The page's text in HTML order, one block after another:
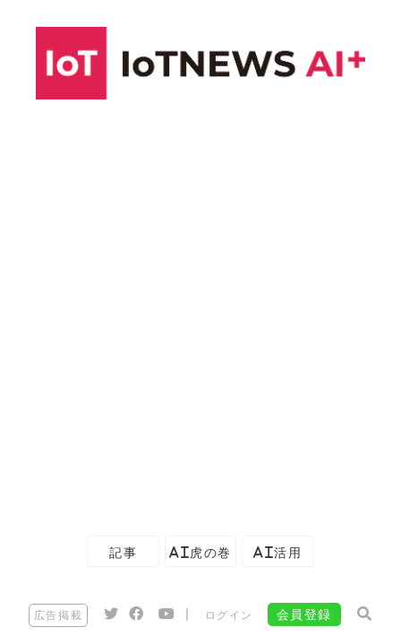
記事 AI虎の巻 AI活用
広告掲載 ログイン 会員登録